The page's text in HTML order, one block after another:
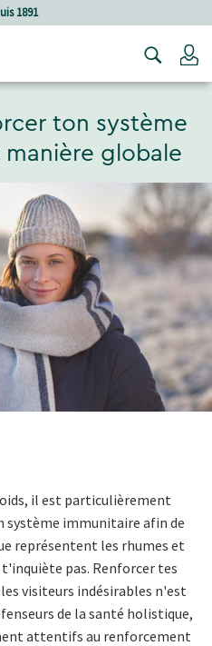
ton système
globale
il est particulièrement
immunitaire afin de
représentent les rhumes et
pas. Renforcer tes
visiteurs indésirables n'est
de la santé holistique,
attentifs au renforcement